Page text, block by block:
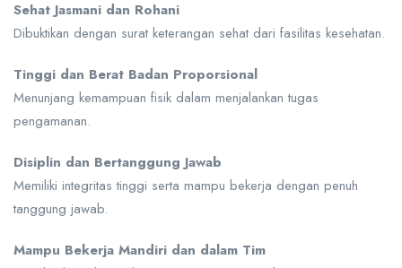
Sehat Jasmani dan Rohani
Dibuktikan dengan surat keterangan sehat dari fasilitas kesehatan.
Tinggi dan Berat Badan Proporsional
Menunjang kemampuan fisik dalam menjalankan tugas
pengamanan.
Disiplin dan Bertanggung Jawab
Memiliki integritas tinggi serta mampu bekerja dengan penuh
tanggung jawab.
Mampu Bekerja Mandiri dan dalam Tim